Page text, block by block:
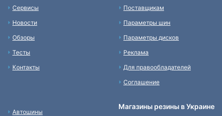
Сервисы
Новости
Обзоры
Тесты
Контакты
Поставщикам
Параметры шин
Параметры дисков
Реклама
Для правообладателей
Соглашение
Автошины
Магазины резины в Украине